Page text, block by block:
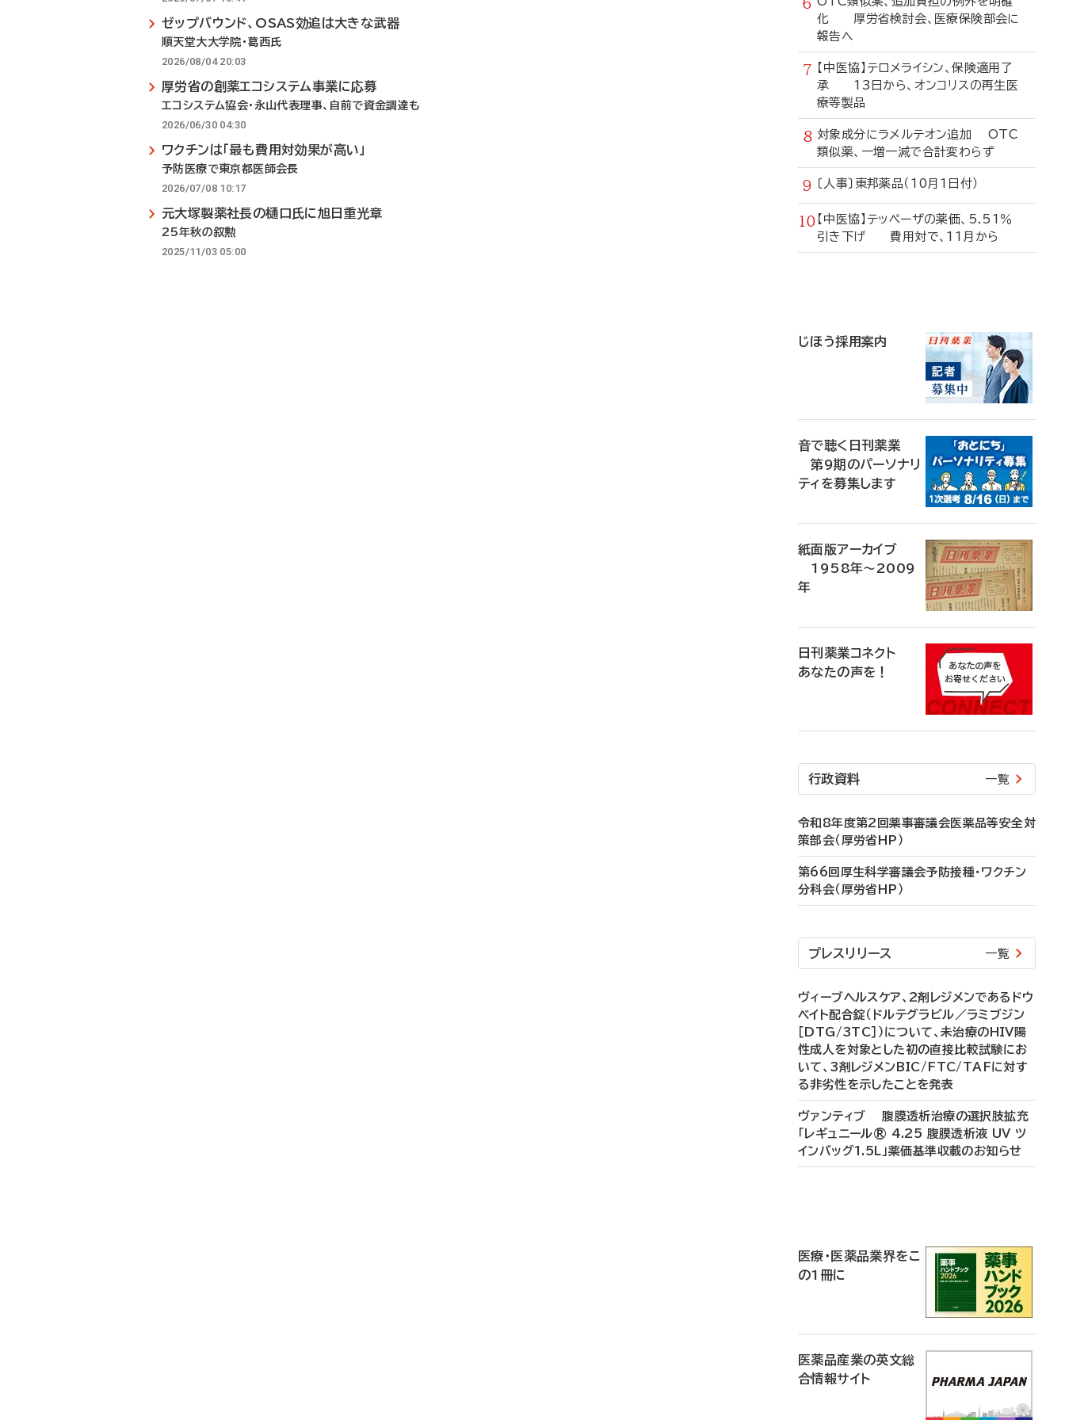
ゼップバウンド、OSAS効追は大きな武器
順天堂大大学院・葛西氏
2026/08/04 20:03
厚労省の創薬エコシステム事業に応募
エコシステム協会・永山代表理事、自前で資金調達も
2026/06/30 04:30
ワクチンは「最も費用対効果が高い」
予防医療で東京都医師会長
2026/07/08 10:17
元大塚製薬社長の樋口氏に旭日重光章
25年秋の叙勲
2025/11/03 05:00
化 厚労省検討会、医療保険部会に
報告へ
【中医協】テロメライシン、保険適用了
承 13日から、オンコリスの再生医
療等製品
対象成分にラメルテオン追加 OTC
類似薬、一増一減で合計変わらず
〔人事〕東邦薬品（10月1日付）
【中医協】テッペーザの薬価、5.51％
引き下げ 費用対で、11月から
じほう採用案内
音で聴く日刊薬業
第9期のパーソナリ
ティを募集します
紙面版アーカイブ
1958年～2009
年
日刊薬業コネクト
あなたの声を！
行政資料 一覧
令和8年度第2回薬事審議会医薬品等安全対
策部会（厚労省HP）
第66回厚生科学審議会予防接種・ワクチン
分科会（厚労省HP）
プレスリリース 一覧
ヴィーブヘルスケア、2剤レジメンであるドウ
ベイト配合錠（ドルテグラビル／ラミブジン
［DTG/3TC］）について、未治療のHIV陽
性成人を対象とした初の直接比較試験にお
いて、3剤レジメンBIC/FTC/TAFに対す
る非劣性を示したことを発表
ヴァンティブ 腹膜透析治療の選択肢拡充
「レギュニール® 4.25 腹膜透析液 UV ツ
インバッグ1.5L」薬価基準収載のお知らせ
医療・医薬品業界をこ
の1冊に
医薬品産業の英文総
合情報サイト